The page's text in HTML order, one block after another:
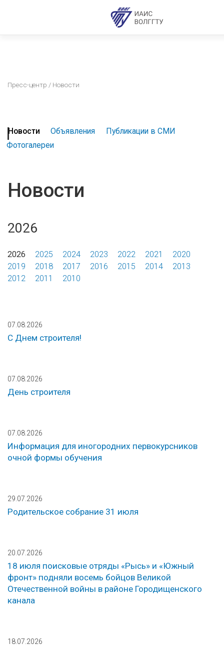
Пресс-центр / Новости
Новости Объявления
Публикации в СМИ
Фотогалереи
Новости
2026
2026 2025 2024 2023 2022 2021
2020
2019
2018 2017 2016 2015 2014
2013
2012
2011 2010
07.08.2026
С Днем строителя!
07.08.2026
День строителя
07.08.2026
Информация для иногородних первокурсников
очной формы обучения
29.07.2026
Родительское собрание 31 июля
20.07.2026
18 июля поисковые отряды «Рысь» и «Южный
фронт» подняли восемь бойцов Великой
Отечественной войны в районе Городищенского
канала
18.07.2026